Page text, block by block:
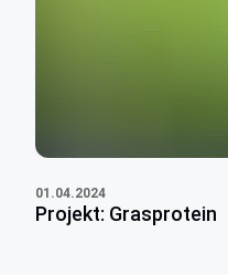
01.04.2024
Projekt: Grasprotein